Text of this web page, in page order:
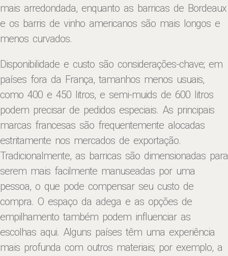
mais arredondada, enquanto as barricas de Bordeaux
e os barris de vinho americanos são mais longos e
menos curvados.
Disponibilidade e custo são considerações-chave; em
países fora da França, tamanhos menos usuais,
como 400 e 450 litros, e semi-muids de 600 litros
podem precisar de pedidos especiais. As principais
marcas francesas são frequentemente alocadas
estritamente nos mercados de exportação.
Tradicionalmente, as barricas são dimensionadas para
serem mais facilmente manuseadas por uma
pessoa, o que pode compensar seu custo de
compra. O espaço da adega e as opções de
empilhamento também podem influenciar as
escolhas aqui. Alguns países têm uma experiência
mais profunda com outros materiais; por exemplo, a